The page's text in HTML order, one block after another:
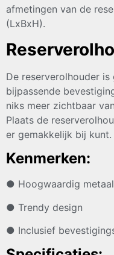
afmetingen van de
(LxBxH).
De reserverolhouder
bijpassende
niks meer zichtbaar
Plaats de
er gemakkelijk bij kunt.
Kenmerken:
● Hoogwaardig metaal
● Trendy design
● Inclusief